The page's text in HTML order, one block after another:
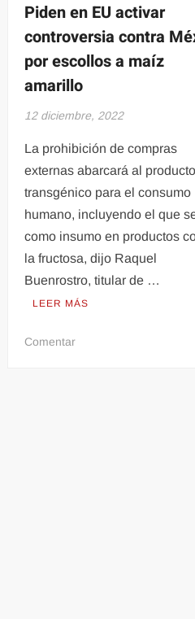
Piden en EU activar
controversia contra
por escollos a maíz
amarillo
12 diciembre, 2022
La prohibición de compras
externas abarcará al producto
transgénico para el consumo
humano, incluyendo el que
como insumo en productos
la fructosa, dijo Raquel
Buenrostro, titular de …
LEER MÁS
Comentaren